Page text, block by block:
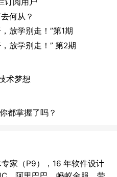
何从？
放学别走！”第1期
放学别走！” 第2期
术梦想
都掌握了吗？
家（P9），16 年软件设计